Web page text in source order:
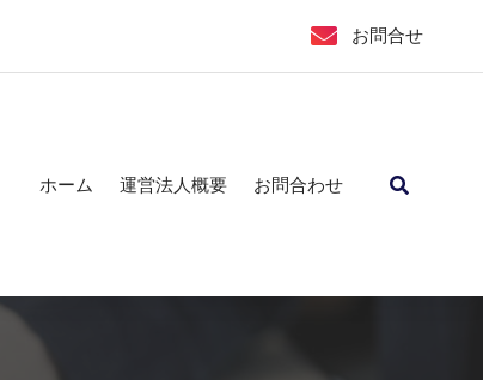
お問合せ
ホーム 運営法人概要 お問合わせ